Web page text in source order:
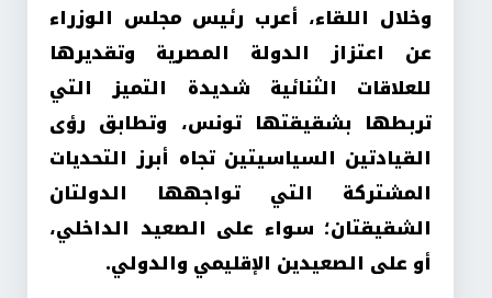
وخلال اللقاء، أعرب رئيس مجلس الوزراء
عن اعتزاز الدولة المصرية وتقديرها
للعلاقات الثنائية شديدة التميز التي
تربطها بشقيقتها تونس، وتطابق رؤى
القيادتين السياسيتين تجاه أبرز التحديات
المشتركة التي تواجهها الدولتان
الشقيقتان؛ سواء على الصعيد الداخلي،
أو على الصعيدين الإقليمي والدولي.